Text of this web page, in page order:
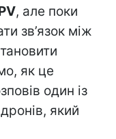
, але поки
зв’язок між
як це
один із
який